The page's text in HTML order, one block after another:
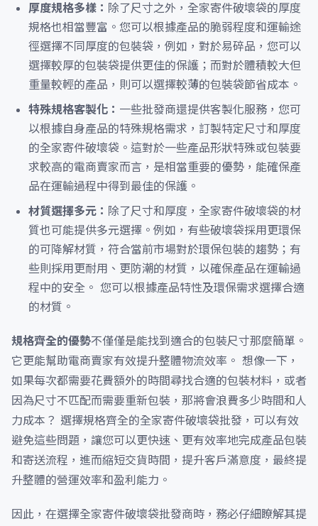
厚度規格多樣： 除了尺寸之外，全家寄件破壞袋的厚度
規格也相當豐富。您可以根據產品的脆弱程度和運輸途
徑選擇不同厚度的包裝袋，例如，對於易碎品，您可以
選擇較厚的包裝袋提供更佳的保護；而對於體積較大但
重量較輕的產品，則可以選擇較薄的包裝袋節省成本。
特殊規格客製化： 一些批發商還提供客製化服務，您可
以根據自身產品的特殊規格需求，訂製特定尺寸和厚度
的全家寄件破壞袋。這對於一些產品形狀特殊或包裝要
求較高的電商賣家而言，是相當重要的優勢，能確保產
品在運輸過程中得到最佳的保護。
材質選擇多元： 除了尺寸和厚度，全家寄件破壞袋的材
質也可能提供多元選擇。例如，有些破壞袋採用更環保
的可降解材質，符合當前市場對於環保包裝的趨勢；有
些則採用更耐用、更防潮的材質，以確保產品在運輸過
程中的安全。 您可以根據產品特性及環保需求選擇合適
的材質。
規格齊全的優勢不僅僅是能找到適合的包裝尺寸那麼簡單。
它更能幫助電商賣家有效提升整體物流效率。 想像一下，
如果每次都需要花費額外的時間尋找合適的包裝材料，或者
因為尺寸不匹配而需要重新包裝，那將會浪費多少時間和人
力成本？ 選擇規格齊全的全家寄件破壞袋批發，可以有效
避免這些問題，讓您可以更快速、更有效率地完成產品包裝
和寄送流程，進而縮短交貨時間，提升客戶滿意度，最終提
升整體的營運效率和盈利能力。
因此，在選擇全家寄件破壞袋批發商時，務必仔細瞭解其提